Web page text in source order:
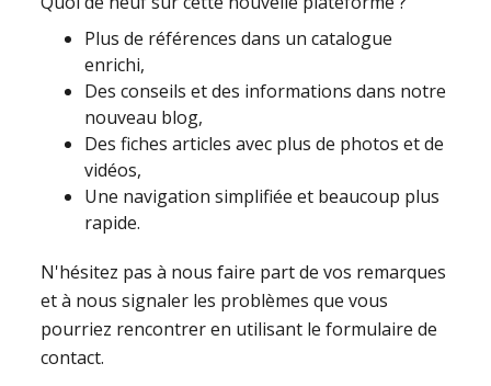
Plus de références dans un catalogue
enrichi,
Des conseils et des informations dans notre
nouveau blog,
Des fiches articles avec plus de photos et de
vidéos,
Une navigation simplifiée et beaucoup plus
rapide.
N'hésitez pas à nous faire part de vos remarques
et à nous signaler les problèmes que vous
pourriez rencontrer en utilisant le formulaire de
contact.